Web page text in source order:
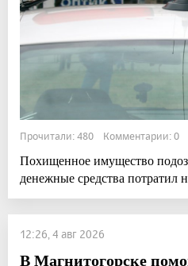
Прочитали: 480 Комментарии: 0
Похищенное имущество
денежные средства потратил
12:26, 4 авг 2026
В Магнитогорске